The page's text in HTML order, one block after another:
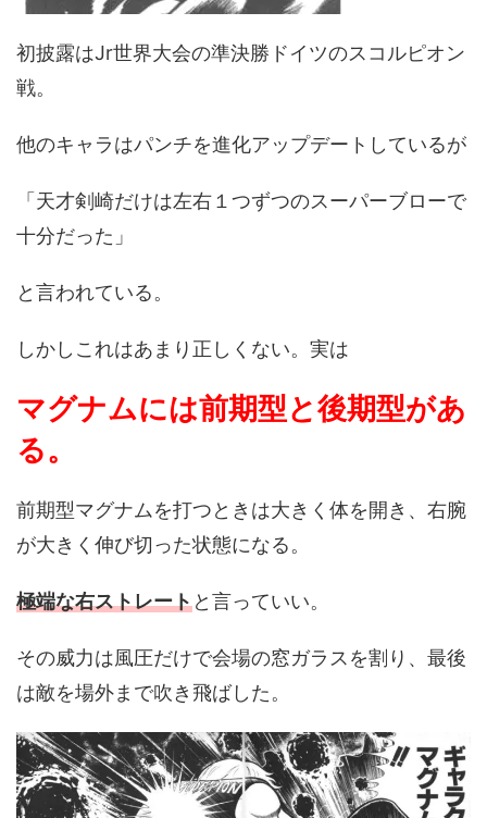
初披露はJr世界大会の準決勝ドイツのスコルピオン
戦。
他のキャラはパンチを進化アップデートしているが
「天才剣崎だけは左右１つずつのスーパーブローで
十分だった」
と言われている。
しかしこれはあまり正しくない。実は
マグナムには前期型と後期型があ
る。
前期型マグナムを打つときは大きく体を開き、右腕
が大きく伸び切った状態になる。
極端な右ストレートと言っていい。
その威力は風圧だけで会場の窓ガラスを割り、最後
は敵を場外まで吹き飛ばした。